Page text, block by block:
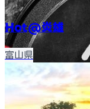
Hot@炎雄
富山県